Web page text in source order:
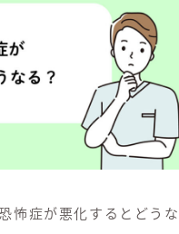
怖症が悪化するとどうな